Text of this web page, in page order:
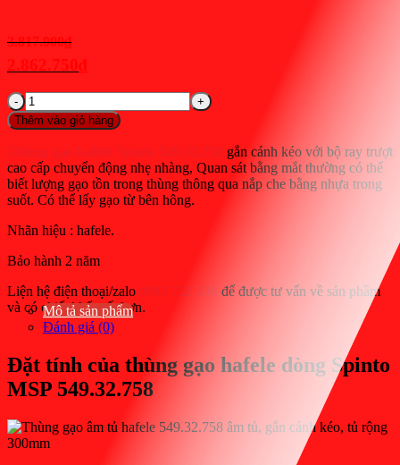
3.817.000₫Giá
hiện
tại
2.862.750₫.
Thùng
gạo
Hafele
549.32.758
lắp
cánh
kéo
tủ
lượng
Thêm vào giỏ hàng
gắn cánh kéo với bộ ray trượt
cao cấp chuyển động nhẹ nhàng, Quan sát bằng mắt thường có thể
biết lượng gạo tồn trong thùng thông qua nắp che bằng nhựa trong
suốt. Có thể lấy gạo từ bên hông.
Nhãn hiệu : hafele.
Bảo hành 2 năm
Liện hệ điện thoại/zalo
0903 722 138
để được tư vấn về sản phầm
và có chiết khấu tốt hơn.
Mô tả sản phẩm
Đánh giá (0)
Đặt tính của thùng gạo hafele dòng Spinto
MSP 549.32.758